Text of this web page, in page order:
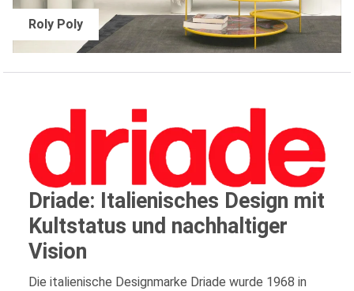
Roly Poly
Driade: Italienisches Design mit
Kultstatus und nachhaltiger
Vision
Die italienische Designmarke Driade wurde 1968 in